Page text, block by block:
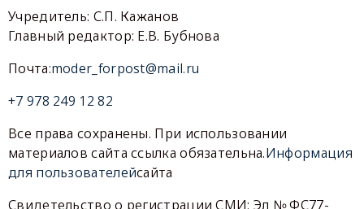
Учредитель: С.П. Кажанов
Главный редактор: Е.В. Бубнова
Почта:moder_forpost@mail.ru
+7 978 249 12 82
Все права сохранены. При использовании
материалов сайта ссылка обязательна.Информация
для пользователейсайта
Свидетельство о регистрации СМИ: Эл № ФС77-